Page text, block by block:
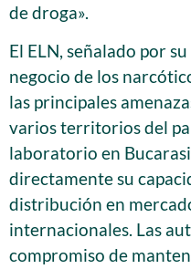
de droga».
El ELN, señalado por
negocio de los
las principales
varios territorios del
laboratorio en
directamente su
distribución en
internacionales. Las
compromiso de